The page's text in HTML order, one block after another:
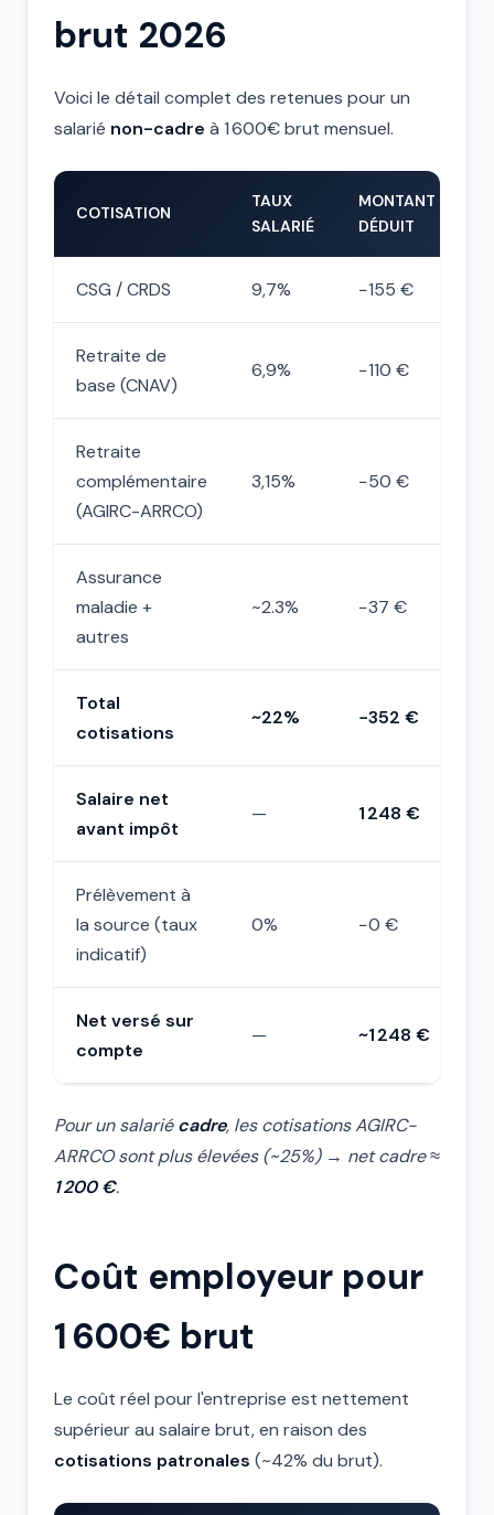
brut 2026
Voici le détail complet des retenues pour un
salarié non-cadre à 1 600€ brut mensuel.
COTISATION
TAUX
SALARIÉ
MONTANT
DÉDUIT
CSG / CRDS 9,7% −155 €
Retraite de
base (CNAV)
6,9% −110 €
Retraite
complémentaire
(AGIRC-ARRCO)
3,15% −50 €
Assurance
maladie +
autres
~2.3% −37 €
Total
cotisations
~22% −352 €
Salaire net
avant impôt
— 1 248 €
Prélèvement à
la source (taux
indicatif)
0% −0 €
Net versé sur
compte
— ~1 248 €
Pour un salariécadre, les cotisations AGIRC-
ARRCO sont plus élevées (~25%) → net cadre ≈
1 200 €.
Coût employeur pour
1 600€ brut
Le coût réel pour l'entreprise est nettement
supérieur au salaire brut, en raison des
cotisations patronales (~42% du brut).